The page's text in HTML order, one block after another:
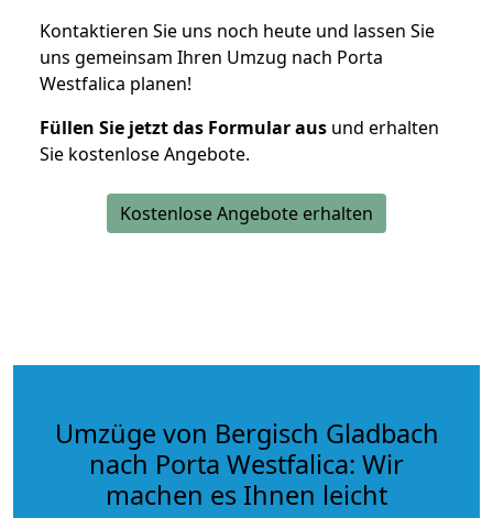
Kontaktieren Sie uns noch heute und lassen Sie
uns gemeinsam Ihren Umzug nach Porta
Westfalica planen!
Füllen Sie jetzt das Formular aus und erhalten
Sie kostenlose Angebote.
Kostenlose Angebote erhalten
Umzüge von Bergisch Gladbach
nach Porta Westfalica: Wir
machen es Ihnen leicht